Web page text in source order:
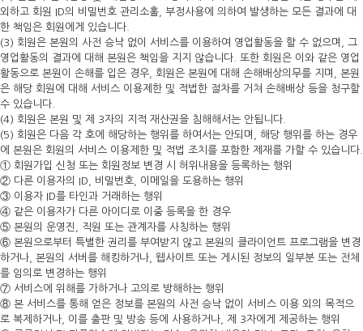
외하고 회원 ID의 비밀번호 관리소홀, 부정사용에 의하여 발생하는 모든 결과에 대
한 책임은 회원에게 있습니다.
(3) 회원은 본원의 사전 승낙 없이 서비스를 이용하여 영업활동을 할 수 없으며, 그
영업활동의 결과에 대해 본원은 책임을 지지 않습니다. 또한 회원은 이와 같은 영업
활동으로 본원이 손해를 입은 경우, 회원은 본원에 대해 손해배상의무를 지며, 본원
은 해당 회원에 대해 서비스 이용제한 및 적법한 절차를 거쳐 손해배상 등을 청구할
수 있습니다.
(4) 회원은 본원 및 제 3자의 지적 재산권을 침해해서는 안됩니다.
(5) 회원은 다음 각 호에 해당하는 행위를 하여서는 안되며, 해당 행위를 하는 경우
에 본원은 회원의 서비스 이용제한 및 적법 조치를 포함한 제재를 가할 수 있습니다.
① 회원가입 신청 또는 회원정보 변경 시 허위내용을 등록하는 행위
② 다른 이용자의 ID, 비밀번호, 이메일을 도용하는 행위
③ 이용자 ID를 타인과 거래하는 행위
④ 같은 이용자가 다른 아이디로 이중 등록을 한 경우
⑤ 본원의 운영진, 직원 또는 관계자를 사칭하는 행위
⑥ 본원으로부터 특별한 권리를 부여받지 않고 본원의 클라이언트 프로그램을 변경
하거나, 본원의 서버를 해킹하거나, 웹사이트 또는 게시된 정보의 일부분 또는 전체
를 임의로 변경하는 행위
⑦ 서비스에 위해를 가하거나 고의로 방해하는 행위
⑧ 본 서비스를 통해 얻은 정보를 본원의 사전 승낙 없이 서비스 이용 외의 목적으
로 복제하거나, 이를 출판 및 방송 등에 사용하거나, 제 3자에게 제공하는 행위